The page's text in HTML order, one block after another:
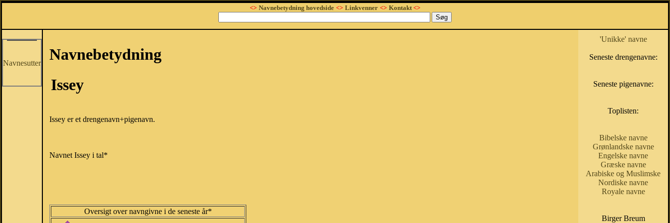
<> Navnebetydning hovedside <> Linkvenner <> Kontakt<>
Navnesutter
Navnebetydning
Issey
Issey er et drengenavn+pigenavn.
Navnet Issey i tal*
Oversigt over navngivne i de seneste år*
'Unikke' navne
Seneste drengenavne:
Seneste pigenavne:
Toplisten:
Bibelske navne
Grønlandske navne
Engelske navne
Græske navne
Arabiske og Muslimske
Nordiske navne
Royale navne
Birger Breum